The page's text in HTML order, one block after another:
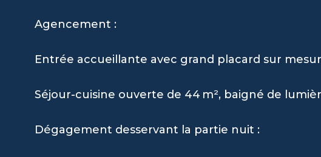
Agencement :
Entrée accueillante avec grand placard sur
Séjour-cuisine ouverte de 44 m², baigné de
Dégagement desservant la partie nuit :